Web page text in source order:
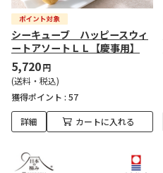
シーキューブ ハッピースウィ
ートアソートＬＬ【慶事用】
5,720円
(送料・税込)
獲得ポイント : 57
詳細 カートに入れる